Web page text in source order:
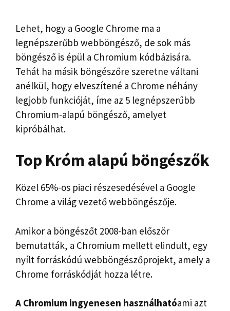
Lehet, hogy a Google Chrome ma a
legnépszerűbb webböngésző, de sok más
böngésző is épül a Chromium kódbázisára.
Tehát ha másik böngészőre szeretne váltani
anélkül, hogy elveszítené a Chrome néhány
legjobb funkcióját, íme az 5 legnépszerűbb
Chromium-alapú böngésző, amelyet
kipróbálhat.
Top Króm alapú böngészők
Közel 65%-os piaci részesedésével a Google
Chrome a világ vezető webböngészője.
Amikor a böngészőt 2008-ban először
bemutatták, a Chromium mellett elindult, egy
nyílt forráskódú webböngészőprojekt, amely a
Chrome forráskódját hozza létre.
A Chromium ingyenesen használhatóami azt